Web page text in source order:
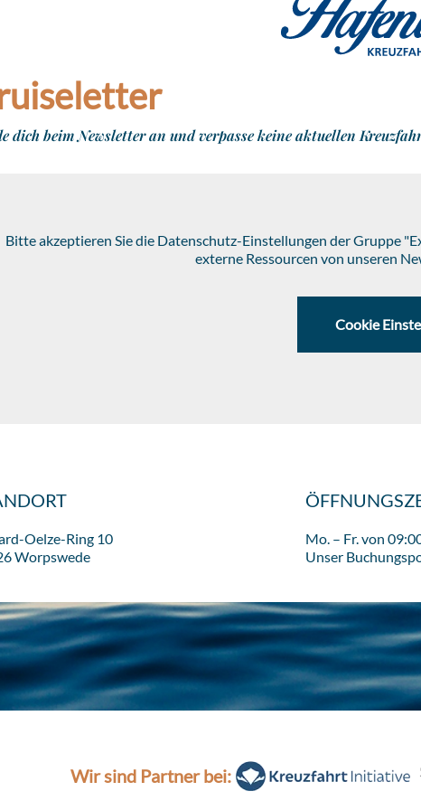
dich beim Newsletter an und verpasse keine aktuellen
Bitte akzeptieren Sie die Datenschutz-Einstellungen der Gruppe
externe Ressourcen von unseren
Cookie
Oelze-Ring 10
Worpswede
Mo. – Fr. von
Unser
Wir sind Partner bei: